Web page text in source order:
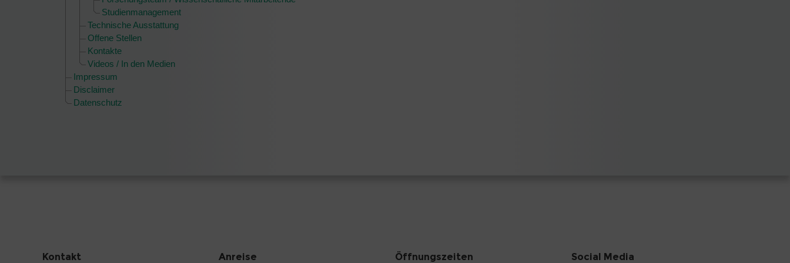
Studienmanagement
Technische Ausstattung
Offene Stellen
Kontakte
Videos / In den Medien
Impressum
Disclaimer
Datenschutz
Kontakt Anreise Öffnungszeiten Social Media